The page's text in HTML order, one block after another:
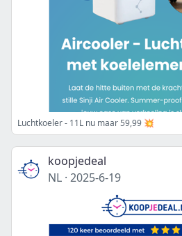
Luchtkoeler - 11L nu maar 59,99 💥
koopjedeal
NL · 2025-6-19